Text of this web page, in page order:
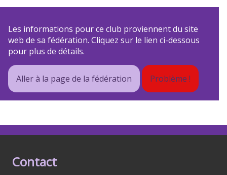
Les informations pour ce club proviennent du site
web de sa fédération. Cliquez sur le lien ci-dessous
pour plus de détails.
Aller à la page de la fédération Problème !
Contact